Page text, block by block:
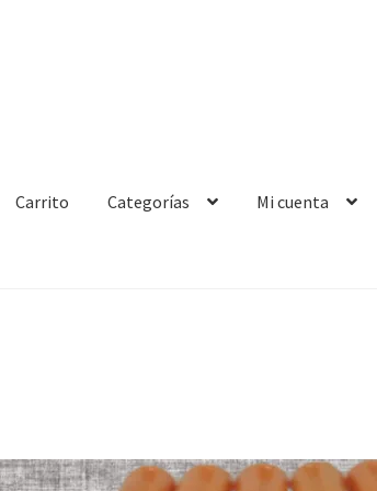
Carrito Categorías Mi cuenta